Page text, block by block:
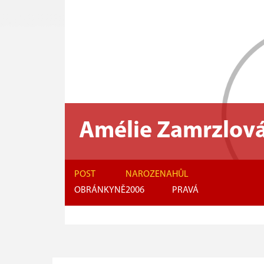
Amélie
POST
OBRÁNKYNĚ
NAROZENA
2006
HŮL
PRAVÁ